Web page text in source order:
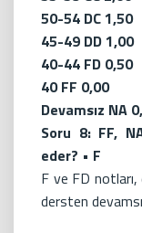
50-54 DC 1,50
45-49 DD 1,00
40-44 FD 0,50
40 FF 0,00
Devamsız NA
Soru 8: FF,
eder? • F
F ve FD
dersten